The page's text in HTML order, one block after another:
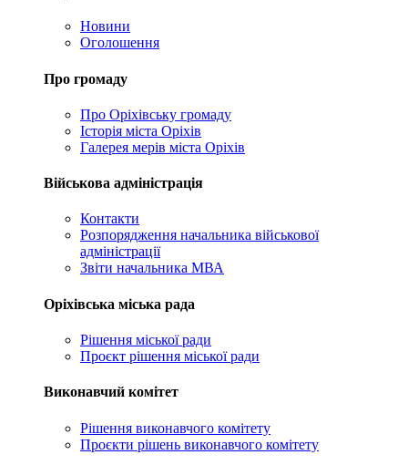
Новини
Оголошення
Про громаду
Про Оріхівську громаду
Історія міста Оріхів
Галерея мерів міста Оріхів
Військова адміністрація
Контакти
Розпорядження начальника військової
адміністрації
Звіти начальника МВА
Оріхівська міська рада
Рішення міської ради
Проєкт рішення міської ради
Виконавчий комітет
Рішення виконавчого комітету
Проєкти рішень виконавчого комітету